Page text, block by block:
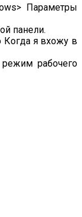
Параметры
панели.
я вхожу в
режим рабочего